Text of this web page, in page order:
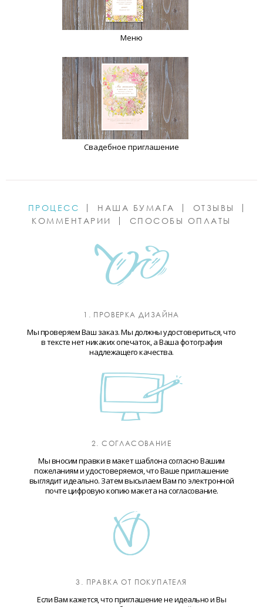
Меню
Свадебное приглашение
ПРОЦЕСС НАША БУМАГА
ОТЗЫВЫ
КОММЕНТАРИИ
СПОСОБЫ ОПЛАТЫ
1. ПРОВЕРКА ДИЗАЙНА
Мы проверяем Ваш заказ. Мы должны удостовериться, что
в тексте нет никаких опечаток, а Ваша фотография
надлежащего качества.
2. СОГЛАСОВАНИЕ
Мы вносим правки в макет шаблона согласно Вашим
пожеланиям и удостоверяемся, что Ваше приглашение
выглядит идеально. Затем высылаем Вам по электронной
почте цифровую копию макета на согласование.
3. ПРАВКА ОТ ПОКУПАТЕЛЯ
Если Вам кажется, что приглашение не идеально и Вы